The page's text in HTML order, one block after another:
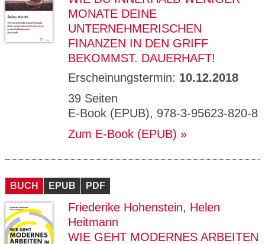
MONATE DEINE
UNTERNEHMERISCHEN
FINANZEN IN DEN GRIFF
BEKOMMST. DAUERHAFT!
Erscheinungstermin: 10.12.2018
39 Seiten
E-Book (EPUB), 978-3-95623-820-8
Zum E-Book (EPUB)
BUCH EPUB PDF
Friederike Hohenstein, Helen
Heitmann
WIE GEHT MODERNES ARBEITEN